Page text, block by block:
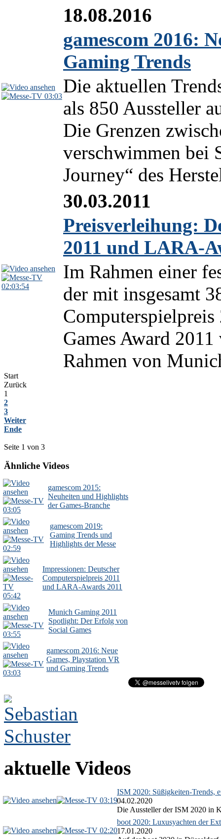
03:03
18.08.2016
gamescom 2016:
Gaming Trends
Die aktuellen
als 850 Aussteller
Die Grenzen
verschwimmen bei
Journey“ des
02:03:54
30.03.2011
Preisverleihung:
2011 und LARA-
Im Rahmen einer
der mit insgesamt
Games Award
Rahmen von
Start
Zurück
1
2
3
Weiter
Ende
Seite 1 von 3
Ähnliche Videos
03:05
gamescom 2015:
Neuheiten und Highlights
der Games-Branche
02:59
gamescom 2019:
Gaming Trends und
Highlights der Messe
05:42
Impressionen: Deutscher
Computerspielpreis 2011
und LARA-Awards 2011
03:55
Munich Gaming 2011
Spotlight: Der Erfolg von
Social Games
03:03
gamescom 2016: Neue
Games, Playstation VR
und Gaming Trends
aktuelle Videos
03:19
ISM 2020: Süßigkeiten-Trends,
04.02.2020
Die Aussteller der ISM 2020 in
02:20
boot 2020: Luxusyachten der
17.01.2020